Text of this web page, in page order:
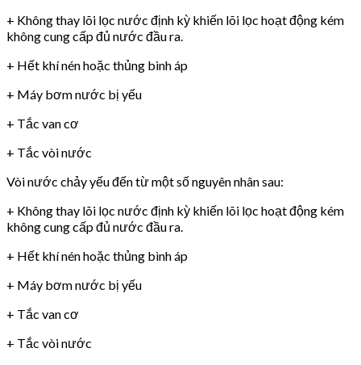
+ Không thay lõi lọc nước định kỳ khiến lõi lọc hoạt động kém
không cung cấp đủ nước đầu ra.
+ Hết khí nén hoặc thủng bình áp
+ Máy bơm nước bị yếu
+ Tắc van cơ
+ Tắc vòi nước
Vòi nước chảy yếu đến từ một số nguyên nhân sau:
+ Không thay lõi lọc nước định kỳ khiến lõi lọc hoạt động kém
không cung cấp đủ nước đầu ra.
+ Hết khí nén hoặc thủng bình áp
+ Máy bơm nước bị yếu
+ Tắc van cơ
+ Tắc vòi nước